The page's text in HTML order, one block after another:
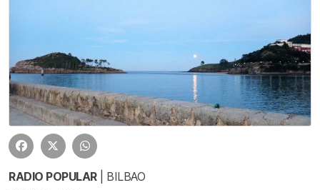
RADIO POPULAR| BILBAO